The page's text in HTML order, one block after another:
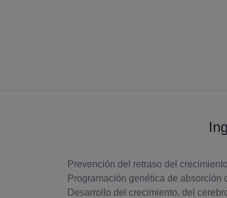
Prevención del retraso del
Programación genética de
Desarrollo del crecimiento, del